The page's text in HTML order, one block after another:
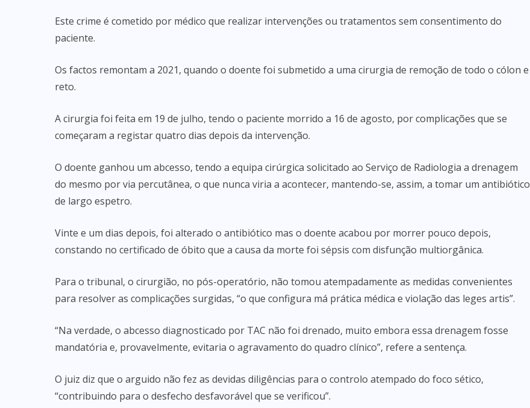
Este crime é cometido por médico que realizar intervenções ou tratamentos sem consentimento do
paciente.
Os factos remontam a 2021, quando o doente foi submetido a uma cirurgia de remoção de todo o cólon e
reto.
A cirurgia foi feita em 19 de julho, tendo o paciente morrido a 16 de agosto, por complicações que se
começaram a registar quatro dias depois da intervenção.
O doente ganhou um abcesso, tendo a equipa cirúrgica solicitado ao Serviço de Radiologia a drenagem
do mesmo por via percutânea, o que nunca viria a acontecer, mantendo-se, assim, a tomar um antibiótico
de largo espetro.
Vinte e um dias depois, foi alterado o antibiótico mas o doente acabou por morrer pouco depois,
constando no certificado de óbito que a causa da morte foi sépsis com disfunção multiorgânica.
Para o tribunal, o cirurgião, no pós-operatório, não tomou atempadamente as medidas convenientes
para resolver as complicações surgidas, “o que configura má prática médica e violação das leges artis”.
“Na verdade, o abcesso diagnosticado por TAC não foi drenado, muito embora essa drenagem fosse
mandatória e, provavelmente, evitaria o agravamento do quadro clínico”, refere a sentença.
O juiz diz que o arguido não fez as devidas diligências para o controlo atempado do foco sético,
“contribuindo para o desfecho desfavorável que se verificou”.